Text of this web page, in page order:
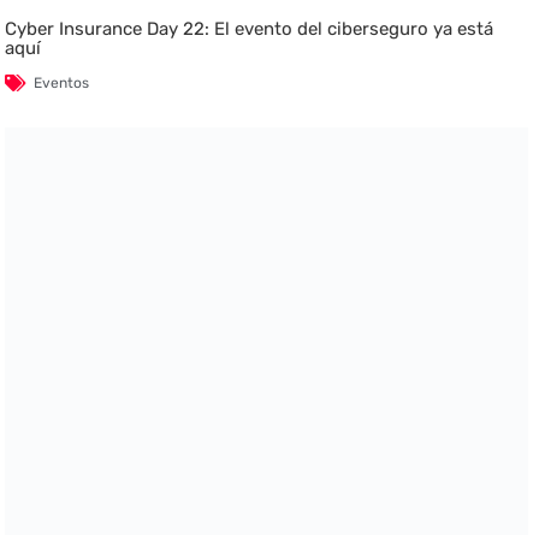
Cyber Insurance Day 22: El evento del ciberseguro ya está
aquí
Eventos